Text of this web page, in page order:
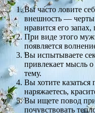
Вы часто ловите
внешность —
нравится его
При виде этого
появляется
Вы испытываете
привлекает мысль
тему.
Вы хотите казаться
наряжаетесь,
Вы ищете повод
почувствовать